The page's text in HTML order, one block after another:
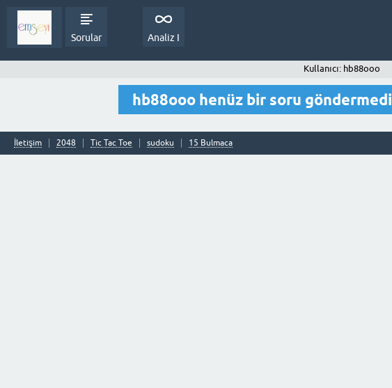
Sorular Analiz I
Kullanıcı: hb88ooo
hb88ooo henüz bir soru göndermedi
İletişim 2048 Tic Tac Toe sudoku 15 Bulmaca